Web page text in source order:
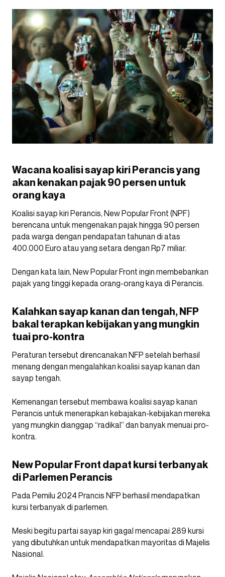
Wacana koalisi sayap kiri Perancis yang
akan kenakan pajak 90 persen untuk
orang kaya
Koalisi sayap kiri Perancis, New Popular Front (NPF)
berencana untuk mengenakan pajak hingga 90 persen
pada warga dengan pendapatan tahunan di atas
400.000 Euro atau yang setara dengan Rp7 miliar.
Dengan kata lain, New Popular Front ingin membebankan
pajak yang tinggi kepada orang-orang kaya di Perancis.
Kalahkan sayap kanan dan tengah, NFP
bakal terapkan kebijakan yang mungkin
tuai pro-kontra
Peraturan tersebut direncanakan NFP setelah berhasil
menang dengan mengalahkan koalisi sayap kanan dan
sayap tengah.
Kemenangan tersebut membawa koalisi sayap kanan
Perancis untuk menerapkan kebajakan-kebijakan mereka
yang mungkin dianggap “radikal” dan banyak menuai pro-
kontra.
New Popular Front dapat kursi terbanyak
di Parlemen Perancis
Pada Pemilu 2024 Prancis NFP berhasil mendapatkan
kursi terbanyak di parlemen.
Meski begitu partai sayap kiri gagal mencapai 289 kursi
yang dibutuhkan untuk mendapatkan mayoritas di Majelis
Nasional.